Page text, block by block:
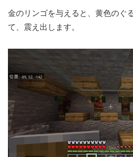
金のリンゴを与えると、黄色のぐ
て、震え出します。